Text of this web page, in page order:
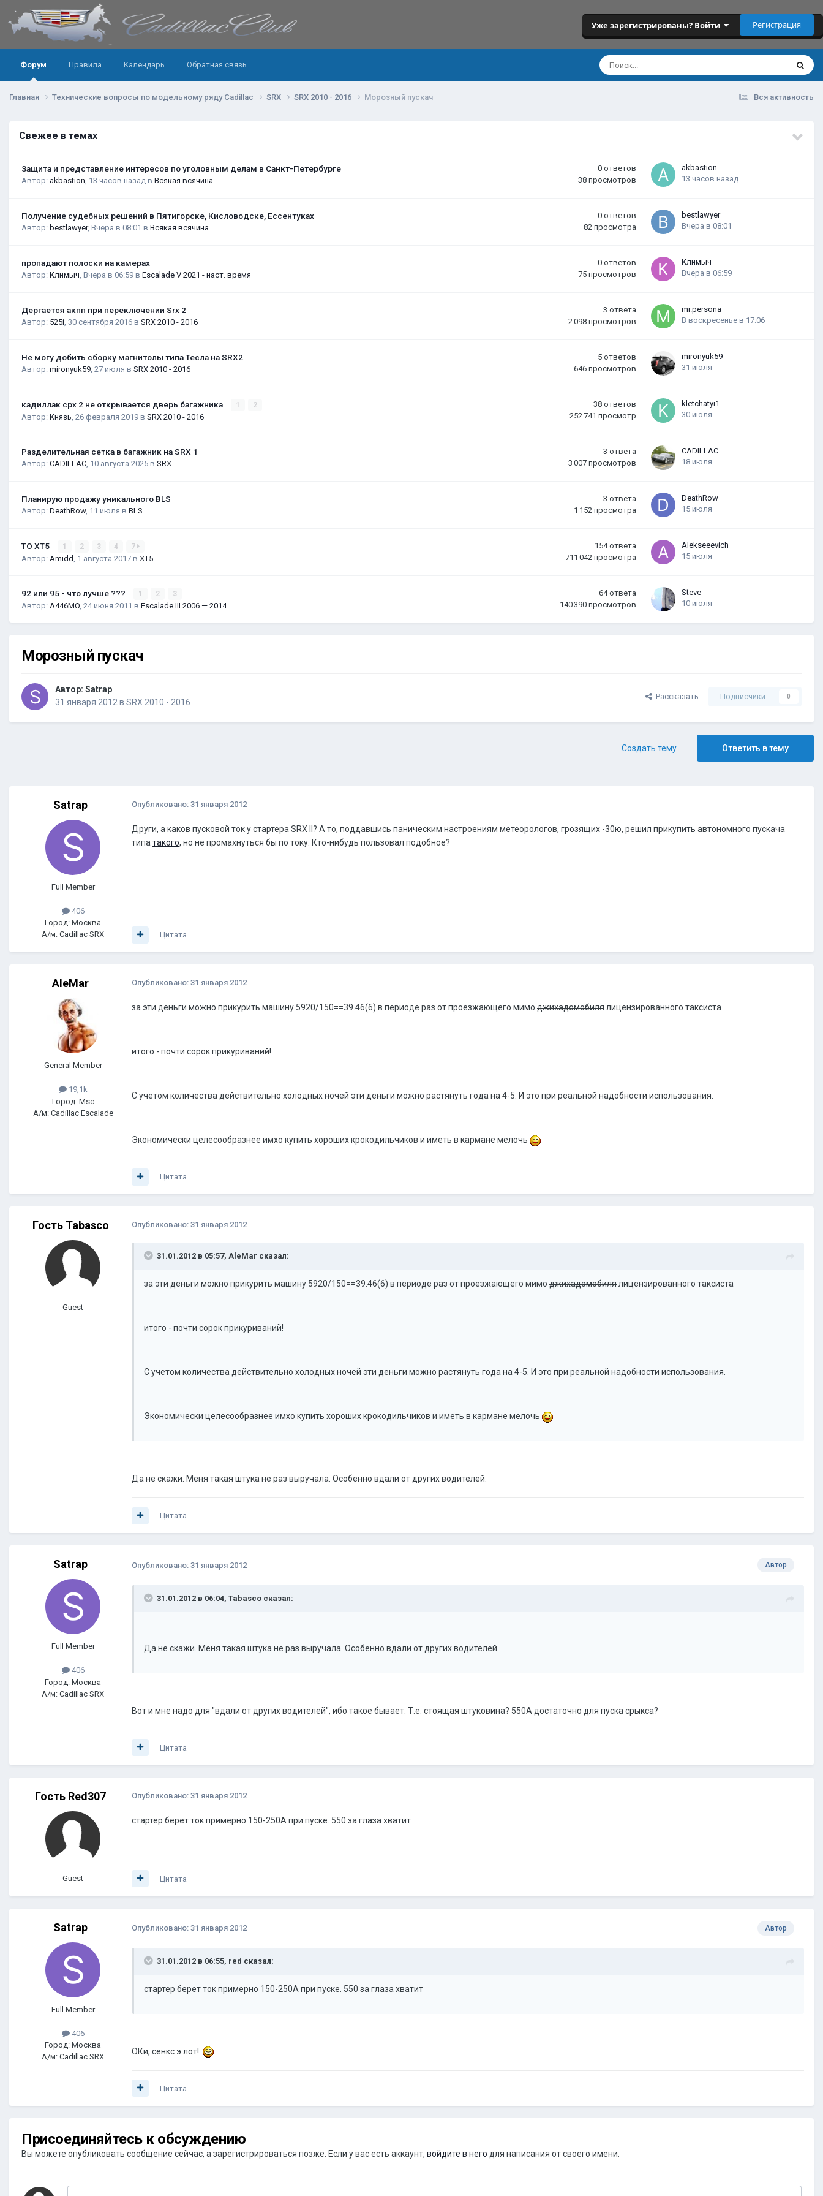
Уже зарегистрированы? Войти Регистрация
Форум Правила Календарь Обратная связь
Вся активность
Главная Технические вопросы по модельному ряду Cadillac SRX SRX 2010 - 2016 Морозный пускач
Свежее в темах
Защита и представление интересов по уголовным делам в Санкт-Петербурге
Автор: akbastion 13 часов назад в Всякая всячина
0 ответов
38 просмотров
akbastion
13 часов назад
Получение судебных решений в Пятигорске, Кисловодске, Ессентуках
Автор: bestlawyer, Вчера в 08:01 в Всякая всячина
0 ответов
82 просмотра
bestlawyer
Вчера в 08:01
пропадают полоски на камерах
Автор: Климыч Вчера в 06:59 в Escalade V 2021 - наст. время
0 ответов
75 просмотров
Климыч
Вчера в 06:59
Дергается акпп при переключении Srx 2
Автор: 525i 30 сентября 2016 в SRX 2010 - 2016
3 ответа
2 098 просмотров
mr.persona
В воскресенье в 17:06
Не могу добить сборку магнитолы типа Тесла на SRX2
Автор: mironyuk59 27 июля в SRX 2010 - 2016
5 ответов
646 просмотров
mironyuk59
31 июля
кадиллак срх 2 не открывается дверь багажника 1 2
Автор: Князь 26 февраля 2019 в SRX 2010 - 2016
38 ответов
252 741 просмотр
kletchatyi1
30 июля
Разделительная сетка в багажник на SRX 1
Автор: CADILLAC 10 августа 2025 в SRX
3 ответа
3 007 просмотров
CADILLAC
18 июля
Планирую продажу уникального BLS
Автор: DeathRow, 11 июля в BLS
3 ответа
1 152 просмотра
DeathRow
15 июля
ТО XT5 1 2 3 4 7
Автор: Amidd 1 августа 2017 в XT5
154 ответа
711 042 просмотра
Alekseeevich
15 июля
92 или 95 - что лучше ??? 1 2 3
Автор: A446MO 24 июня 2011 в Escalade III 2006 — 2014
64 ответа
140 390 просмотров
Steve
10 июля
Морозный пускач
Автор: Satrap
31 января 2012 в SRX 2010 - 2016
Рассказать Подписчики 0
Ответить в тему
Создать тему
Satrap
Full Member
406
Город: Москва
А/м: Cadillac SRX
Опубликовано: 31 января 2012
Други, а каков пусковой ток у стартера SRX II? А то, поддавшись паническим настроениям метеорологов, грозящих -30ю, решил прикупить автономного пускача
типа такого, но не промахнуться бы по току. Кто-нибудь пользовал подобное?
Цитата
AleMar
General Member
19,1k
Город: Msc
А/м: Cadillac Escalade
Опубликовано: 31 января 2012
за эти деньги можно прикурить машину 5920/150==39.46(6) в периоде раз от проезжающего мимо джихадомобилялицензированного таксиста
итого - почти сорок прикуриваний!
С учетом количества действительно холодных ночей эти деньги можно растянуть года на 4-5. И это при реальной надобности использования.
Экономически целесообразнее имхо купить хороших крокодильчиков и иметь в кармане мелочь
Цитата
Гость Tabasco
Guest
Опубликовано: 31 января 2012
31.01.2012 в 05:57, AleMar сказал:
за эти деньги можно прикурить машину 5920/150==39.46(6) в периоде раз от проезжающего мимо джихадомобилялицензированного таксиста
итого - почти сорок прикуриваний!
С учетом количества действительно холодных ночей эти деньги можно растянуть года на 4-5. И это при реальной надобности использования.
Экономически целесообразнее имхо купить хороших крокодильчиков и иметь в кармане мелочь
Да не скажи. Меня такая штука не раз выручала. Особенно вдали от других водителей.
Цитата
Satrap
Full Member
406
Город: Москва
А/м: Cadillac SRX
Автор
Опубликовано: 31 января 2012
31.01.2012 в 06:04, Tabasco сказал:
Да не скажи. Меня такая штука не раз выручала. Особенно вдали от других водителей.
Вот и мне надо для "вдали от других водителей", ибо такое бывает. Т.е. стоящая штуковина? 550А достаточно для пуска срыкса?
Цитата
Гость Red307
Guest
Опубликовано: 31 января 2012
стартер берет ток примерно 150-250А при пуске. 550 за глаза хватит
Цитата
Satrap
Full Member
406
Город: Москва
А/м: Cadillac SRX
Автор
Опубликовано: 31 января 2012
31.01.2012 в 06:55, red сказал:
стартер берет ток примерно 150-250А при пуске. 550 за глаза хватит
ОКи, сенкс э лот!
Цитата
Присоединяйтесь к обсуждению
Вы можете опубликовать сообщение сейчас, а зарегистрироваться позже. Если у вас есть аккаунт, войдите в него для написания от своего имени.